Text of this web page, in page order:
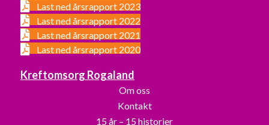
Last ned årsrapport 2023
Last ned årsrapport 2022
Last ned årsrapport 2021
Last ned årsrapport 2020
Kreftomsorg Rogaland
Om oss
Kontakt
15 år – 15 historier